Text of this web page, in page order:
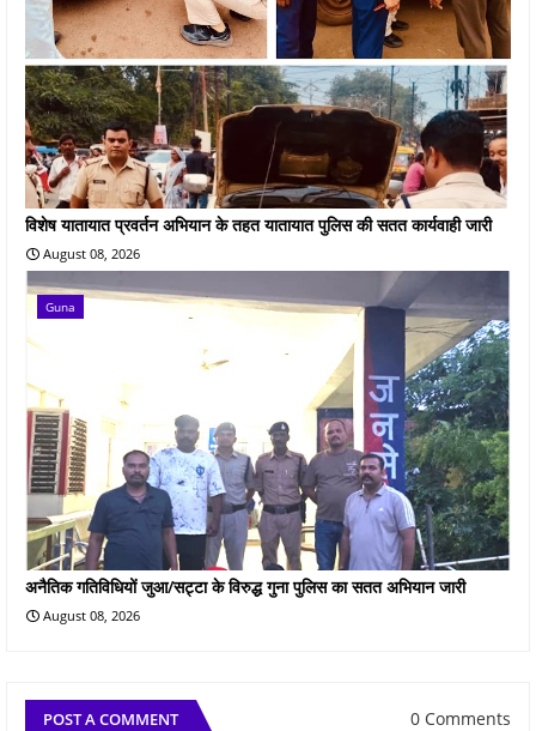
विशेष यातायात प्रवर्तन अभियान के तहत यातायात पुलिस की सतत कार्यवाही जारी
August 08, 2026
Guna
अनैतिक गतिविधियों जुआ/सट्टा के विरुद्ध गुना पुलिस का सतत अभियान जारी
August 08, 2026
POST A COMMENT 0 Comments